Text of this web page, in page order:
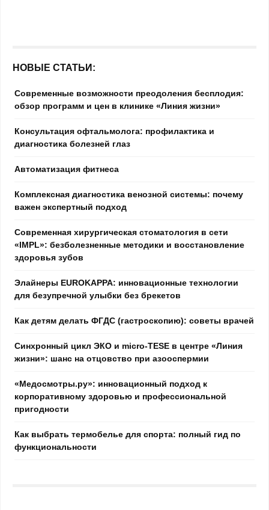
НОВЫЕ СТАТЬИ:
Современные возможности преодоления бесплодия:
обзор программ и цен в клинике «Линия жизни»
Консультация офтальмолога: профилактика и
диагностика болезней глаз
Автоматизация фитнеса
Комплексная диагностика венозной системы: почему
важен экспертный подход
Современная хирургическая стоматология в сети
«IMPL»: безболезненные методики и восстановление
здоровья зубов
Элайнеры EUROKAPPA: инновационные технологии
для безупречной улыбки без брекетов
Как детям делать ФГДС (гастроскопию): советы врачей
Синхронный цикл ЭКО и micro-TESE в центре «Линия
жизни»: шанс на отцовство при азооспермии
«Медосмотры.ру»: инновационный подход к
корпоративному здоровью и профессиональной
пригодности
Как выбрать термобелье для спорта: полный гид по
функциональности